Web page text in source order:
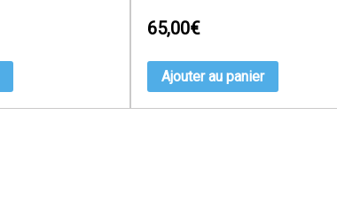
65,00€
Ajouter au panier